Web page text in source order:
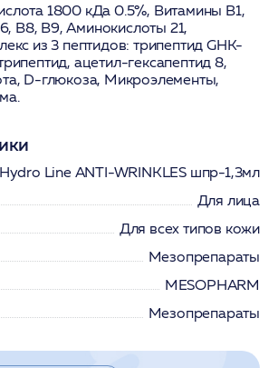
1800 кДа 0.5%, Витамины В1,
В8, В9, Аминокислоты 21,
из 3 пептидов: трипептид GHK-
ацетил-гексапептид 8,
D-глюкоза, Микроэлементы,
Hydro Line ANTI-WRINKLES шпр-1,3мл
Для лица
Для всех типов кожи
Мезопрепараты
MESOPHARM
Мезопрепараты